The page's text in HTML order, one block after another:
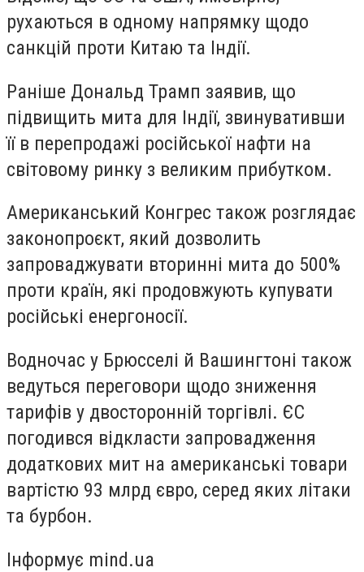
рухаються в одному напрямку щодо
санкцій проти Китаю та Індії.
Раніше Дональд Трамп заявив, що
підвищить мита для Індії, звинувативши
її в перепродажі російської нафти на
світовому ринку з великим прибутком.
Американський Конгрес також розглядає
законопроєкт, який дозволить
запроваджувати вторинні мита до 500%
проти країн, які продовжують купувати
російські енергоносії.
Водночас у Брюсселі й Вашингтоні також
ведуться переговори щодо зниження
тарифів у двосторонній торгівлі. ЄС
погодився відкласти запровадження
додаткових мит на американські товари
вартістю 93 млрд євро, серед яких літаки
та бурбон.
Інформує mind.ua